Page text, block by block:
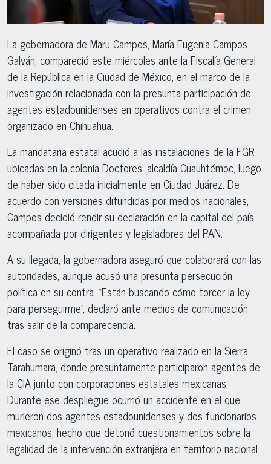
La gobernadora de Maru Campos, María Eugenia Campos
Galván, compareció este miércoles ante la Fiscalía General
de la República en la Ciudad de México, en el marco de la
investigación relacionada con la presunta participación de
agentes estadounidenses en operativos contra el crimen
organizado en Chihuahua.
La mandataria estatal acudió a las instalaciones de la FGR
ubicadas en la colonia Doctores, alcaldía Cuauhtémoc, luego
de haber sido citada inicialmente en Ciudad Juárez. De
acuerdo con versiones difundidas por medios nacionales,
Campos decidió rendir su declaración en la capital del país
acompañada por dirigentes y legisladores del PAN.
A su llegada, la gobernadora aseguró que colaborará con las
autoridades, aunque acusó una presunta persecución
política en su contra. “Están buscando cómo torcer la ley
para perseguirme”, declaró ante medios de comunicación
tras salir de la comparecencia.
El caso se originó tras un operativo realizado en la Sierra
Tarahumara, donde presuntamente participaron agentes de
la CIA junto con corporaciones estatales mexicanas.
Durante ese despliegue ocurrió un accidente en el que
murieron dos agentes estadounidenses y dos funcionarios
mexicanos, hecho que detonó cuestionamientos sobre la
legalidad de la intervención extranjera en territorio nacional.